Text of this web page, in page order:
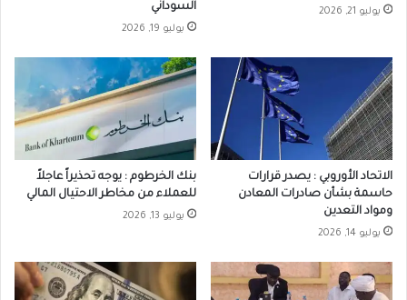
يوليو 21, 2026
السوداني
يوليو 19, 2026
الاتحاد الأوروبي : يصدر قرارات
حاسمة بشأن صادرات المعادن
ومواد التعدين
يوليو 14, 2026
بنك الخرطوم : يوجه تحذيراً عاجلاً
للعملاء من مخاطر الاحتيال المالي
يوليو 13, 2026